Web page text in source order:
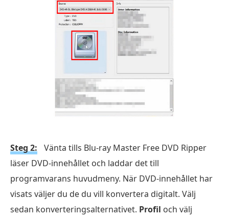
Steg 2:
Vänta tills Blu-ray Master Free DVD Ripper
läser DVD-innehållet och laddar det till
programvarans huvudmeny. När DVD-innehållet har
visats väljer du de du vill konvertera digitalt. Välj
sedan konverteringsalternativet. Profil och välj